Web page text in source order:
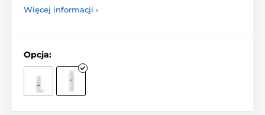
Więcej informacji ›
Opcja: